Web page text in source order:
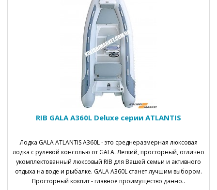
RIB GALA A360L Deluxe серии ATLANTIS
Лодка GALA ATLANTIS A360L - это среднеразмерная люксовая
лодка с рулевой консолью от GALA. Легкий, просторный, отлично
укомплектованный люксовый RIB для Вашей семьи и активного
отдыха на воде и рыбалке. GALA A360L станет лучшим выбором.
Просторный кокпит - главное проимущество данно..